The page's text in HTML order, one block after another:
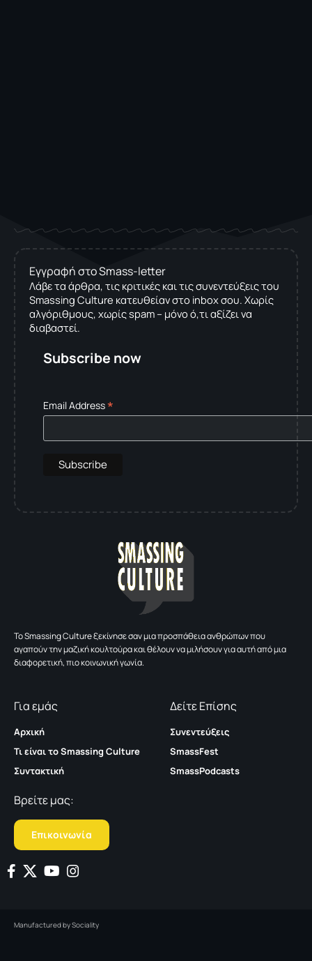
Εγγραφή στο Smass-letter
Λάβε τα άρθρα, τις κριτικές και τις συνεντεύξεις του
Smassing Culture κατευθείαν στο inbox σου. Χωρίς
αλγόριθμους, χωρίς spam – μόνο ό,τι αξίζει να
διαβαστεί.
Subscribe now
Email Address*
To Smassing Culture ξεκίνησε σαν μια προσπάθεια ανθρώπων που
αγαπούν την μαζική κουλτούρα και θέλουν να μιλήσουν για αυτή από μια
διαφορετική, πιο κοινωνική γωνία.
Για εμάς
Αρχική
Τι είναι το Smassing Culture
Συντακτική
Δείτε Επίσης
Συνεντεύξεις
SmassFest
SmassPodcasts
Βρείτε μας:
Επικοινωνία
Manufactured bySociality